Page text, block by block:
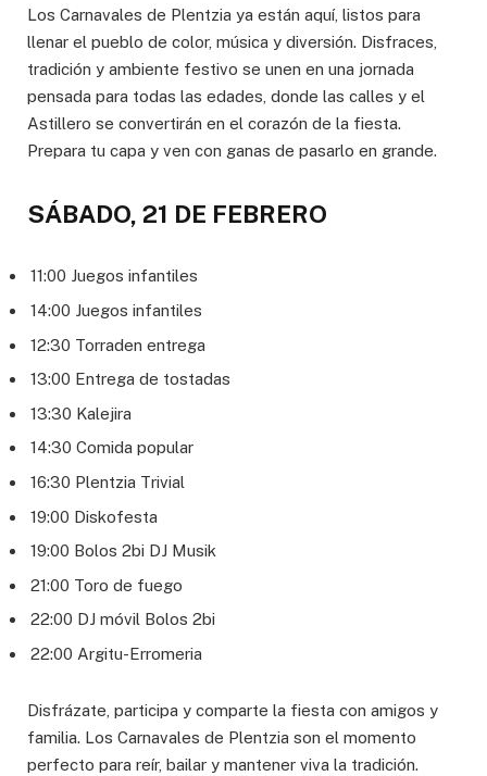
Los Carnavales de Plentzia ya están aquí, listos para
llenar el pueblo de color, música y diversión. Disfraces,
tradición y ambiente festivo se unen en una jornada
pensada para todas las edades, donde las calles y el
Astillero se convertirán en el corazón de la fiesta.
Prepara tu capa y ven con ganas de pasarlo en grande.
SÁBADO, 21 DE FEBRERO
11:00 Juegos infantiles
14:00 Juegos infantiles
12:30 Torraden entrega
13:00 Entrega de tostadas
13:30 Kalejira
14:30 Comida popular
16:30 Plentzia Trivial
19:00 Diskofesta
19:00 Bolos 2bi DJ Musik
21:00 Toro de fuego
22:00 DJ móvil Bolos 2bi
22:00 Argitu-Erromeria
Disfrázate, participa y comparte la fiesta con amigos y
familia. Los Carnavales de Plentzia son el momento
perfecto para reír, bailar y mantener viva la tradición.